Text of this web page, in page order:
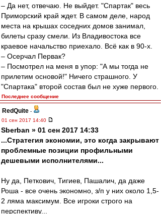
– Да нет, отвечаю. Не выйдет. "Спартак" весь
Приморский край ждет. В самом деле, народ
места на крышах соседних домов занимал,
билеты сразу смели. Из Владивостока все
краевое начальство приехало. Всё как в 90-х.
– Осерчал Первак?
– Посмотрел на меня в упор: "А мы тогда не
прилетим основой!" Ничего страшного. У
"Спартака" второй состав был не хуже первого.
Последнее сообщение
RedQuite -
01 сен 2017 14:40
Sberban » 01 сен 2017 14:33
...Стратегия экономии, это когда закрывают
проблемные позиции профильными
дешевыми исполнителями...
Ну да, Петкович, Тигиев, Пашалич, да даже
Роша - все очень экономно, з/п у них около 1,5-
2 ляма максимум. Все игроки строго на
перспективу...